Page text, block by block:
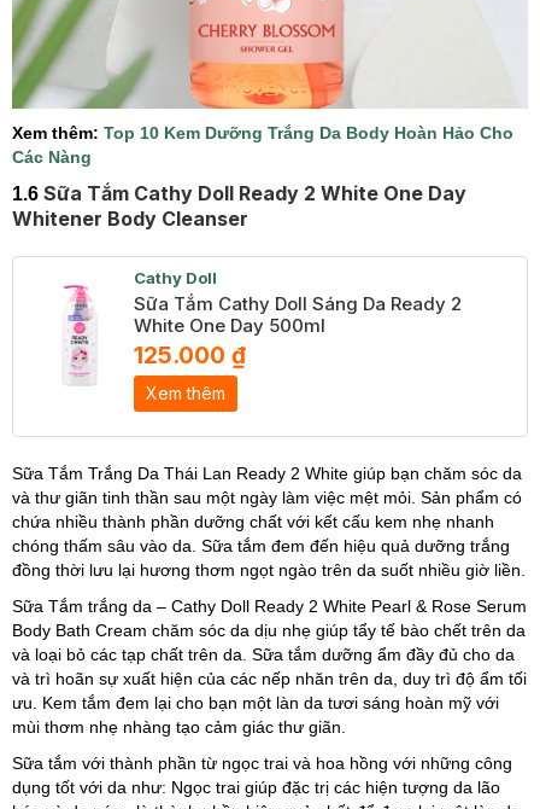
Xem thêm: Top 10 Kem Dưỡng Trắng Da Body Hoàn Hảo Cho
Các Nàng
1.6 Sữa Tắm Cathy Doll Ready 2 White One Day
Whitener Body Cleanser
Cathy Doll
Sữa Tắm Cathy Doll Sáng Da Ready 2
White One Day 500ml
125.000 ₫
Xem thêm
Sữa Tắm Trắng Da Thái Lan Ready 2 White giúp bạn chăm sóc da
và thư giãn tinh thần sau một ngày làm việc mệt mỏi. Sản phẩm có
chứa nhiều thành phần dưỡng chất với kết cấu kem nhẹ nhanh
chóng thấm sâu vào da. Sữa tắm đem đến hiệu quả dưỡng trắng
đồng thời lưu lại hương thơm ngọt ngào trên da suốt nhiều giờ liền.
Sữa Tắm trắng da – Cathy Doll Ready 2 White Pearl & Rose Serum
Body Bath Cream chăm sóc da dịu nhẹ giúp tẩy tế bào chết trên da
và loại bỏ các tạp chất trên da. Sữa tắm dưỡng ẩm đầy đủ cho da
và trì hoãn sự xuất hiện của các nếp nhăn trên da, duy trì độ ẩm tối
ưu. Kem tắm đem lại cho bạn một làn da tươi sáng hoàn mỹ với
mùi thơm nhẹ nhàng tạo cảm giác thư giãn.
Sữa tắm với thành phần từ ngọc trai và hoa hồng với những công
dụng tốt với da như: Ngọc trai giúp đặc trị các hiện tượng da lão